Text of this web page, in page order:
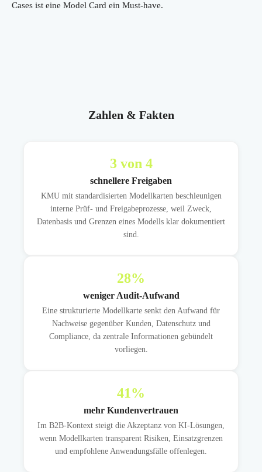
Cases ist eine Model Card ein Must-have.
Zahlen & Fakten
3von 4
schnellere Freigaben
KMU mit standardisierten Modellkarten beschleunigen
interne Prüf- und Freigabeprozesse, weil Zweck,
Datenbasis und Grenzen eines Modells klar dokumentiert
sind.
28%
weniger Audit-Aufwand
Eine strukturierte Modellkarte senkt den Aufwand für
Nachweise gegenüber Kunden, Datenschutz und
Compliance, da zentrale Informationen gebündelt
vorliegen.
41%
mehr Kundenvertrauen
Im B2B-Kontext steigt die Akzeptanz von KI-Lösungen,
wenn Modellkarten transparent Risiken, Einsatzgrenzen
und empfohlene Anwendungsfälle offenlegen.